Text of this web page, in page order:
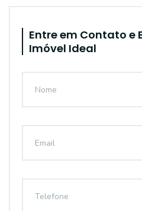
Entre em Contato e
Imóvel Ideal